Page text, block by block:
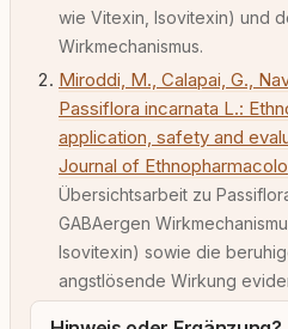
wie Vitexin, Isovitexin) und
Wirkmechanismus.
Miroddi, M., Calapai, G.,
Passiflora incarnata L.:
application, safety and
Journal of
Übersichtsarbeit zu
GABAergen
Isovitexin) sowie die
angstlösende Wirkung